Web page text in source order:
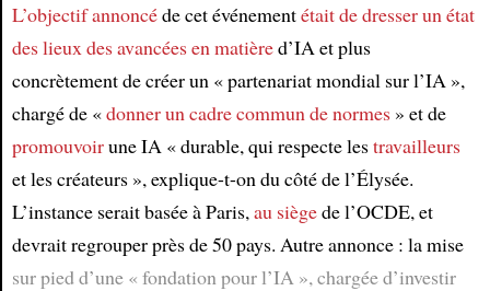
L’objectif annoncéde cet événementétait de dresser un état
des lieuxdes avancées en matièred’IA et plus
concrètement de créer un « partenariat mondial sur l’IA »,
chargé de «donner un cadre commun de normes» et de
promouvoirune IA « durable, qui respecte lestravailleurs
et les créateurs », explique-t-on du côté de l’Élysée.
L’instance serait basée à Paris,au siègede l’OCDE, et
devrait regrouper près de 50 pays. Autre annonce : la mise
sur pied d’une « fondation pour l’IA », chargée d’investir